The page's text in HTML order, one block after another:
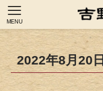
MENU
2022年8月20日